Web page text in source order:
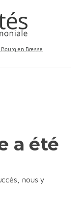
en Bresse
a été
nous y